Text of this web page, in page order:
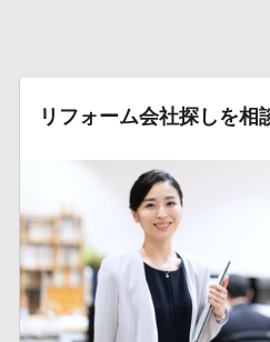
リフォーム会社探しを相